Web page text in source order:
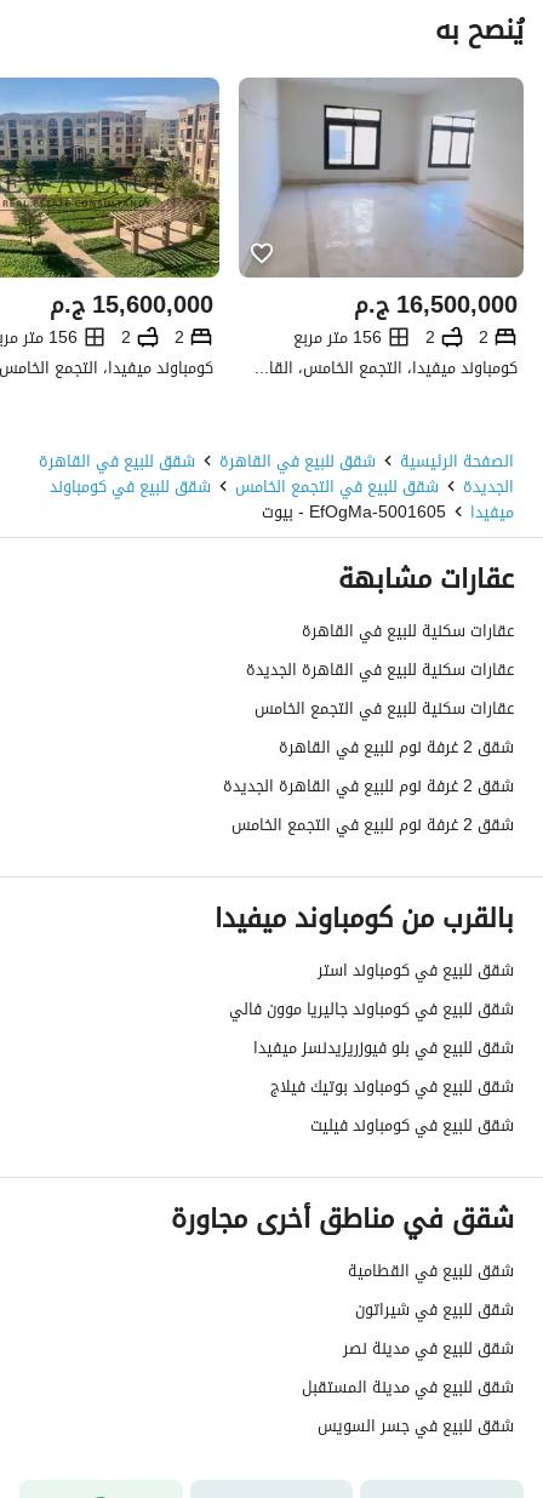
يُنصح به
ج.م16,500,000
2
2
156 متر مربع
كومباوند ميفيدا، التجمع الخامس، القاهرة الجديدة، القاهرة
ج.م15,600,000
2
2 156 متر مربع
الصفحة الرئيسية شقق للبيع في القاهرة شقق للبيع في القاهرة
الجديدة شقق للبيع في التجمع الخامس شقق للبيع في كومباوند
ميفيدا 5001605-EfOgMa - بيوت
عقارات مشابهة
عقارات سكنية للبيع في القاهرة
عقارات سكنية للبيع في القاهرة الجديدة
عقارات سكنية للبيع في التجمع الخامس
شقق 2 غرفة نوم للبيع في القاهرة
شقق 2 غرفة نوم للبيع في القاهرة الجديدة
شقق 2 غرفة نوم للبيع في التجمع الخامس
بالقرب من كومباوند ميفيدا
شقق للبيع في كومباوند استر
شقق للبيع في كومباوند جاليريا موون فالي
شقق للبيع في بلو فيوزريزيدنسز ميفيدا
شقق للبيع في كومباوند بوتيك فيلاج
شقق للبيع في كومباوند فيليت
شقق في مناطق أخرى مجاورة
شقق للبيع في القطامية
شقق للبيع في شيراتون
شقق للبيع في مدينة نصر
شقق للبيع في مدينة المستقبل
شقق للبيع في جسر السويس